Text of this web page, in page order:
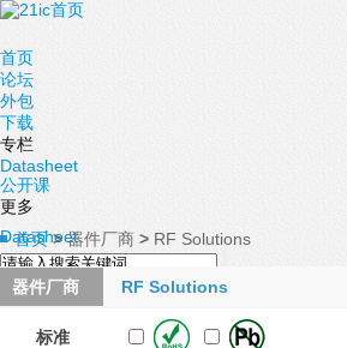
首页
论坛
外包
下载
专栏
Datasheet
公开课
更多
Datasheet
首页 >器件厂商 > RF Solutions
器件厂商 RF Solutions
标准